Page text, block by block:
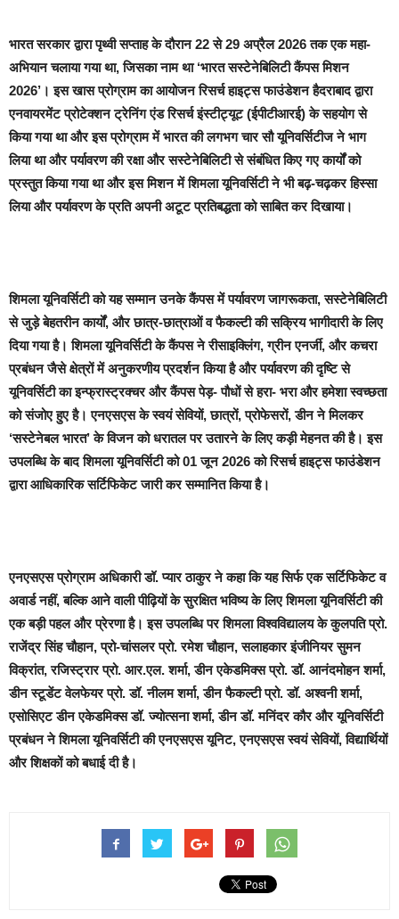
​भारत सरकार द्वारा पृथ्वी सप्ताह के दौरान 22 से 29 अप्रैल 2026 तक एक महा-
अभियान चलाया गया था, जिसका नाम था ‘भारत सस्टेनेबिलिटी कैंपस मिशन
2026’। इस खास प्रोग्राम का आयोजन रिसर्च हाइट्स फाउंडेशन हैदराबाद द्वारा
एनवायरमेंट प्रोटेक्शन ट्रेनिंग एंड रिसर्च इंस्टीट्यूट (ईपीटीआरई) के सहयोग से
किया गया था और इस प्रोग्राम में भारत की लगभग चार सौ यूनिवर्सिटीज ने भाग
लिया था और पर्यावरण की रक्षा और सस्टेनेबिलिटी से संबंधित किए गए कार्यों को
प्रस्तुत किया गया था और इस मिशन में शिमला यूनिवर्सिटी ने भी बढ़-चढ़कर हिस्सा
लिया और पर्यावरण के प्रति अपनी अटूट प्रतिबद्धता को साबित कर दिखाया।
शिमला यूनिवर्सिटी को यह सम्मान उनके कैंपस में पर्यावरण जागरूकता, सस्टेनेबिलिटी
से जुड़े बेहतरीन कार्यों, और छात्र-छात्राओं व फैकल्टी की सक्रिय भागीदारी के लिए
दिया गया है। शिमला यूनिवर्सिटी के कैंपस ने रीसाइक्लिंग, ग्रीन एनर्जी, और कचरा
प्रबंधन जैसे क्षेत्रों में अनुकरणीय प्रदर्शन किया है और पर्यावरण की दृष्टि से
यूनिवर्सिटी का इन्फ्रास्ट्रक्चर और कैंपस पेड़- पौधों से हरा- भरा और हमेशा स्वच्छता
को संजोए हुए है। एनएसएस के स्वयं सेवियों, छात्रों, प्रोफेसरों, डीन ने मिलकर
‘सस्टेनेबल भारत’ के विजन को धरातल पर उतारने के लिए कड़ी मेहनत की है। इस
उपलब्धि के बाद शिमला यूनिवर्सिटी को 01 जून 2026 को रिसर्च हाइट्स फाउंडेशन
द्वारा आधिकारिक सर्टिफिकेट जारी कर सम्मानित किया है।
​एनएसएस प्रोग्राम अधिकारी डॉ. प्यार ठाकुर ने कहा कि यह सिर्फ एक सर्टिफिकेट व
अवार्ड नहीं, बल्कि आने वाली पीढ़ियों के सुरक्षित भविष्य के लिए शिमला यूनिवर्सिटी की
एक बड़ी पहल और प्रेरणा है। इस उपलब्धि पर शिमला विश्वविद्यालय के कुलपति प्रो.
राजेंद्र सिंह चौहान, प्रो-चांसलर प्रो. रमेश चौहान, सलाहकार इंजीनियर सुमन
विक्रांत, रजिस्ट्रार प्रो. आर.एल. शर्मा, डीन एकेडमिक्स प्रो. डॉ. आनंदमोहन शर्मा,
डीन स्टूडेंट वेलफेयर प्रो. डॉ. नीलम शर्मा, डीन फैकल्टी प्रो. डॉ. अश्वनी शर्मा,
एसोसिएट डीन एकेडमिक्स डॉ. ज्योत्सना शर्मा, डीन डॉ. मनिंदर कौर और यूनिवर्सिटी
प्रबंधन ने शिमला यूनिवर्सिटी की एनएसएस यूनिट, एनएसएस स्वयं सेवियों, विद्यार्थियों
और शिक्षकों को बधाई दी है।